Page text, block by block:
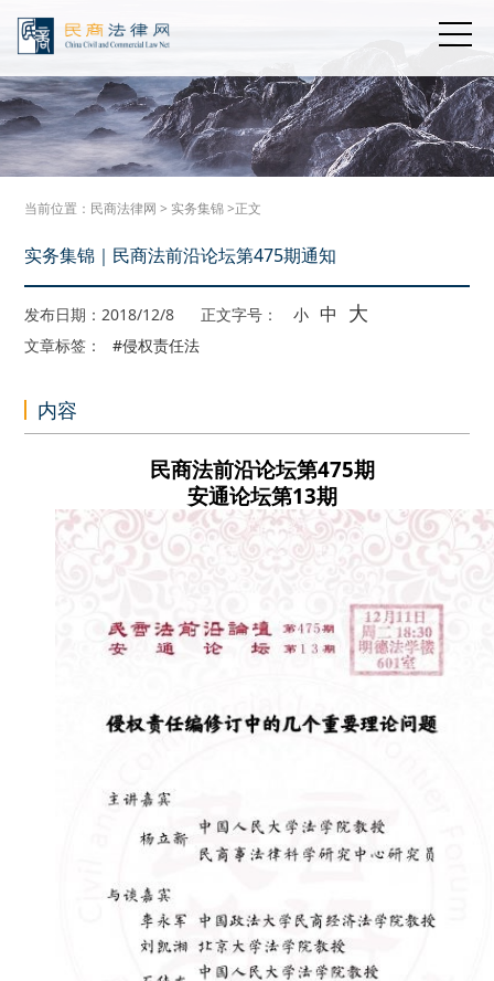
当前位置： 民商法律网 >实务集锦>正文
实务集锦｜民商法前沿论坛第475期通知
发布日期：2018/12/8 正文字号： 小 中 大
文章标签： #侵权责任法
内容
民商法前沿论坛第475期
安通论坛第13期